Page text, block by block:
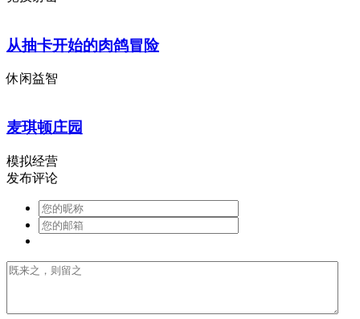
从抽卡开始的肉鸽冒险
休闲益智
麦琪顿庄园
模拟经营
发布评论